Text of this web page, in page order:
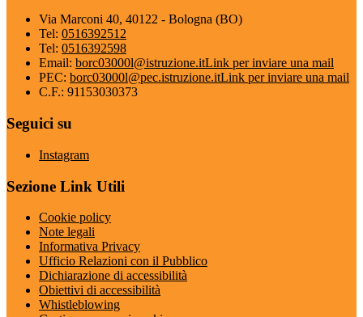
Via Marconi 40, 40122 - Bologna (BO)
Tel: 0516392512
Tel: 0516392598
Email: borc03000l@istruzione.itLink per inviare una mail
PEC: borc03000l@pec.istruzione.itLink per inviare una mail
C.F.: 91153030373
Seguici su
Instagram
Sezione Link Utili
Cookie policy
Note legali
Informativa Privacy
Ufficio Relazioni con il Pubblico
Dichiarazione di accessibilità
Obiettivi di accessibilità
Whistleblowing